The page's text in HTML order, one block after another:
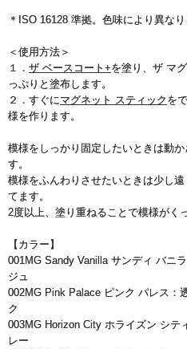
＊ISO 16128 準拠。色味により異なり
＜使用方法＞
１． ザ ベースコート+を塗り、ザ マ
っぷりと塗布します。
２．すぐにマグネット スティック を
様を作ります。
模様をしっかり固定したいときは動
す。
模様をふんわりさせたいときは少し
てます。
2度以上、塗り重ねることで模様がく
【カラー】
001MG Sandy Vanilla サンディ バニ
ジュ
002MG Pink Palace ピンク パレス：
ク
003MG Horizon City ホライズン シテ
レー